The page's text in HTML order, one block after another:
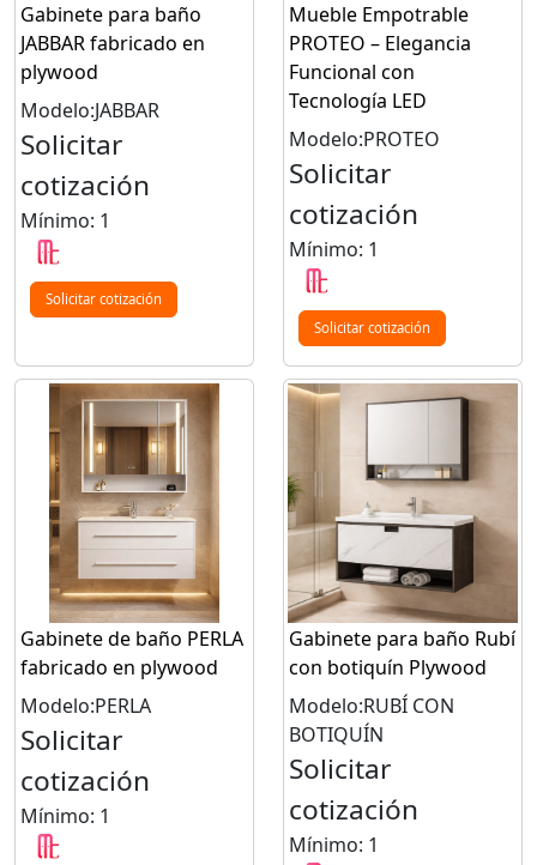
Gabinete para baño
JABBAR fabricado en
plywood
Modelo:JABBAR
Solicitar
cotización
Mínimo: 1
Solicitar cotización
Mueble Empotrable
PROTEO – Elegancia
Funcional con
Tecnología LED
Modelo:PROTEO
Solicitar
cotización
Mínimo: 1
Solicitar cotización
Gabinete de baño PERLA
fabricado en plywood
Modelo:PERLA
Solicitar
cotización
Mínimo: 1
Gabinete para baño Rubí
con botiquín Plywood
Modelo:RUBÍ CON
BOTIQUÍN
Solicitar
cotización
Mínimo: 1